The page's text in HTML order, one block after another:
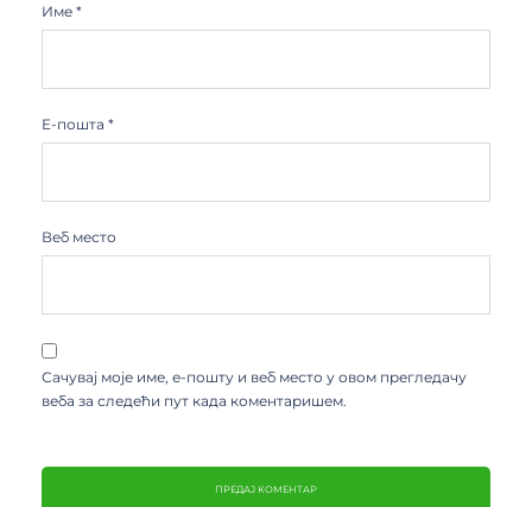
Име *
Е-пошта *
Веб место
Сачувај моје име, е-пошту и веб место у овом прегледачу
веба за следећи пут када коментаришем.